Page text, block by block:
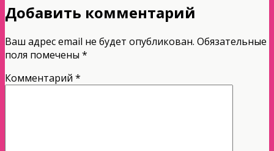
Добавить комментарий
Ваш адрес email не будет опубликован. Обязательные
поля помечены *
Комментарий *